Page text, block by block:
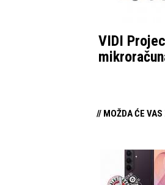
VIDI
// MOŽDA ĆE